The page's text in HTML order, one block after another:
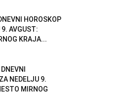
HOROSKOP
AVGUST:
KRAJA...
NEDELJU 9.
MIRNOG